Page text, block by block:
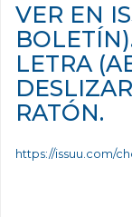
VER EN
LETRA
RATÓN.
https://issuu.com/